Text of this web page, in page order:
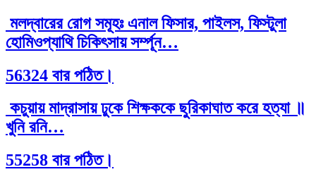
মলদ্বারের রোগ সমূহঃ এনাল ফিসার, পাইলস, ফিস্টুলা
হোমিওপ্যাথি চিকিৎসায় সর্ম্পূন…
56324 বার পঠিত।
কচুয়ায় মাদ্রাসায় ঢুকে শিক্ষককে ছুরিকাঘাত করে হত্যা ॥
খুনি রনি…
55258 বার পঠিত।